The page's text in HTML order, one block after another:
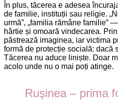
În plus, tăcerea e adesea
de familie, instituții sau religie.
urmă”, „familia rămâne familie”
hârtie și omoară vindecarea.
păstrează imaginea, iar victima
formă de protecție socială: dacă
Tăcerea nu aduce liniște. Doar
acolo unde nu o mai poți atinge.
Rușinea – prima